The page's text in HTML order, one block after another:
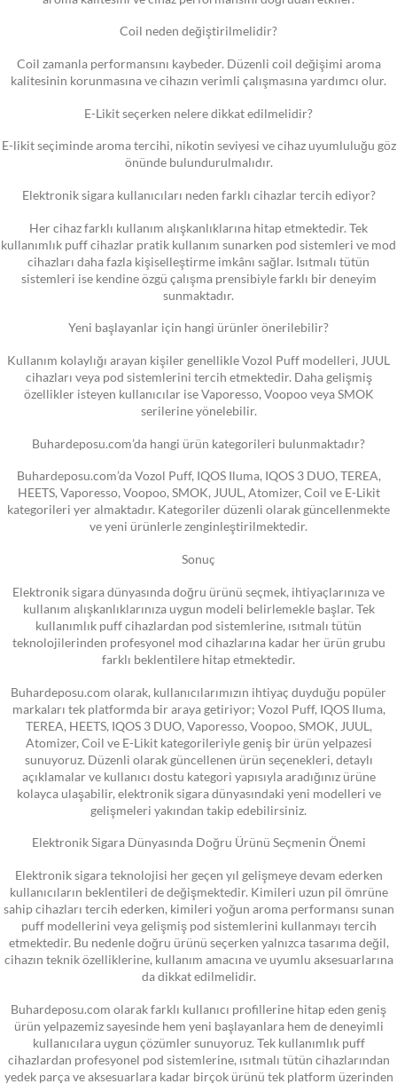
Coil neden değiştirilmelidir?
Coil zamanla performansını kaybeder. Düzenli coil değişimi aroma
kalitesinin korunmasına ve cihazın verimli çalışmasına yardımcı olur.
E-Likit seçerken nelere dikkat edilmelidir?
E-likit seçiminde aroma tercihi, nikotin seviyesi ve cihaz uyumluluğu göz
önünde bulundurulmalıdır.
Elektronik sigara kullanıcıları neden farklı cihazlar tercih ediyor?
Her cihaz farklı kullanım alışkanlıklarına hitap etmektedir. Tek
kullanımlık puff cihazlar pratik kullanım sunarken pod sistemleri ve mod
cihazları daha fazla kişiselleştirme imkânı sağlar. Isıtmalı tütün
sistemleri ise kendine özgü çalışma prensibiyle farklı bir deneyim
sunmaktadır.
Yeni başlayanlar için hangi ürünler önerilebilir?
Kullanım kolaylığı arayan kişiler genellikle Vozol Puff modelleri, JUUL
cihazları veya pod sistemlerini tercih etmektedir. Daha gelişmiş
özellikler isteyen kullanıcılar ise Vaporesso, Voopoo veya SMOK
serilerine yönelebilir.
Buhardeposu.com’da hangi ürün kategorileri bulunmaktadır?
Buhardeposu.com’da Vozol Puff, IQOS Iluma, IQOS 3 DUO, TEREA,
HEETS, Vaporesso, Voopoo, SMOK, JUUL, Atomizer, Coil ve E-Likit
kategorileri yer almaktadır. Kategoriler düzenli olarak güncellenmekte
ve yeni ürünlerle zenginleştirilmektedir.
Sonuç
Elektronik sigara dünyasında doğru ürünü seçmek, ihtiyaçlarınıza ve
kullanım alışkanlıklarınıza uygun modeli belirlemekle başlar. Tek
kullanımlık puff cihazlardan pod sistemlerine, ısıtmalı tütün
teknolojilerinden profesyonel mod cihazlarına kadar her ürün grubu
farklı beklentilere hitap etmektedir.
Buhardeposu.com olarak, kullanıcılarımızın ihtiyaç duyduğu popüler
markaları tek platformda bir araya getiriyor; Vozol Puff, IQOS Iluma,
TEREA, HEETS, IQOS 3 DUO, Vaporesso, Voopoo, SMOK, JUUL,
Atomizer, Coil ve E-Likit kategorileriyle geniş bir ürün yelpazesi
sunuyoruz. Düzenli olarak güncellenen ürün seçenekleri, detaylı
açıklamalar ve kullanıcı dostu kategori yapısıyla aradığınız ürüne
kolayca ulaşabilir, elektronik sigara dünyasındaki yeni modelleri ve
gelişmeleri yakından takip edebilirsiniz.
Elektronik Sigara Dünyasında Doğru Ürünü Seçmenin Önemi
Elektronik sigara teknolojisi her geçen yıl gelişmeye devam ederken
kullanıcıların beklentileri de değişmektedir. Kimileri uzun pil ömrüne
sahip cihazları tercih ederken, kimileri yoğun aroma performansı sunan
puff modellerini veya gelişmiş pod sistemlerini kullanmayı tercih
etmektedir. Bu nedenle doğru ürünü seçerken yalnızca tasarıma değil,
cihazın teknik özelliklerine, kullanım amacına ve uyumlu aksesuarlarına
da dikkat edilmelidir.
Buhardeposu.com olarak farklı kullanıcı profillerine hitap eden geniş
ürün yelpazemiz sayesinde hem yeni başlayanlara hem de deneyimli
kullanıcılara uygun çözümler sunuyoruz. Tek kullanımlık puff
cihazlardan profesyonel pod sistemlerine, ısıtmalı tütün cihazlarından
yedek parça ve aksesuarlara kadar birçok ürünü tek platform üzerinden